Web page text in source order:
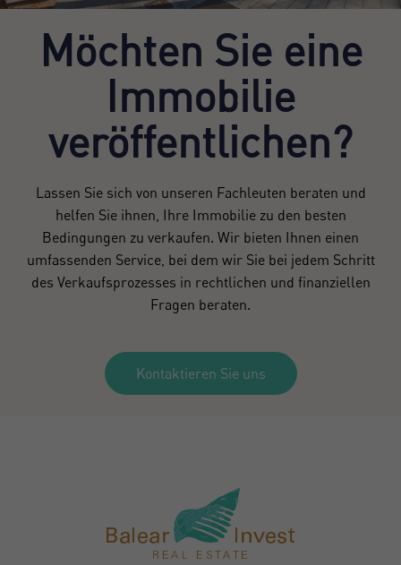
Möchten Sie eine
Immobilie
veröffentlichen?
Lassen Sie sich von unseren Fachleuten beraten und
helfen Sie ihnen, Ihre Immobilie zu den besten
Bedingungen zu verkaufen. Wir bieten Ihnen einen
umfassenden Service, bei dem wir Sie bei jedem Schritt
des Verkaufsprozesses in rechtlichen und finanziellen
Fragen beraten.
Kontaktieren Sie uns